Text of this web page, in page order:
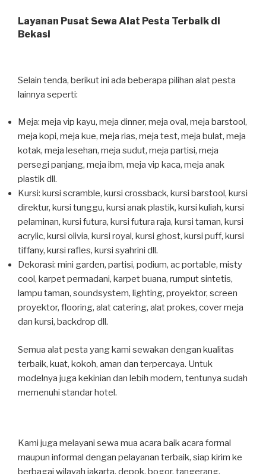
Layanan Pusat Sewa Alat Pesta Terbaik di
Bekasi
Selain tenda, berikut ini ada beberapa pilihan alat pesta
lainnya seperti:
Meja: meja vip kayu, meja dinner, meja oval, meja barstool,
meja kopi, meja kue, meja rias, meja test, meja bulat, meja
kotak, meja lesehan, meja sudut, meja partisi, meja
persegi panjang, meja ibm, meja vip kaca, meja anak
plastik dll.
Kursi: kursi scramble, kursi crossback, kursi barstool, kursi
direktur, kursi tunggu, kursi anak plastik, kursi kuliah, kursi
pelaminan, kursi futura, kursi futura raja, kursi taman, kursi
acrylic, kursi olivia, kursi royal, kursi ghost, kursi puff, kursi
tiffany, kursi rafles, kursi syahrini dll.
Dekorasi: mini garden, partisi, podium, ac portable, misty
cool, karpet permadani, karpet buana, rumput sintetis,
lampu taman, soundsystem, lighting, proyektor, screen
proyektor, flooring, alat catering, alat prokes, cover meja
dan kursi, backdrop dll.
Semua alat pesta yang kami sewakan dengan kualitas
terbaik, kuat, kokoh, aman dan terpercaya. Untuk
modelnya juga kekinian dan lebih modern, tentunya sudah
memenuhi standar hotel.
Kami juga melayani sewa mua acara baik acara formal
maupun informal dengan pelayanan terbaik, siap kirim ke
berbagai wilayah jakarta, depok, bogor, tangerang,